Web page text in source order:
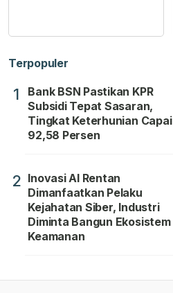
Terpopuler
1
Bank BSN Pastikan KPR
Subsidi Tepat Sasaran,
Tingkat Keterhunian Capai
92,58 Persen
2 Inovasi AI Rentan
Dimanfaatkan Pelaku
Kejahatan Siber, Industri
Diminta Bangun Ekosistem
Keamanan